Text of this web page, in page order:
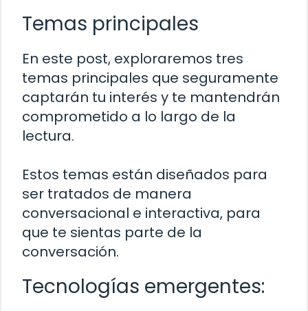
Temas principales
En este post, exploraremos tres
temas principales que seguramente
captarán tu interés y te mantendrán
comprometido a lo largo de la
lectura.
Estos temas están diseñados para
ser tratados de manera
conversacional e interactiva, para
que te sientas parte de la
conversación.
Tecnologías emergentes: